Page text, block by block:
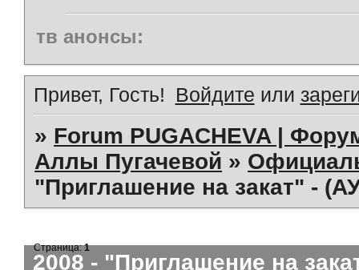
тв анонсы:
Привет, Гость! Войдите или
» Forum PUGACHEVA |
Аллы Пугачевой »
"Приглашение на закат" -
2008 - "Приглашение на
Страница:1